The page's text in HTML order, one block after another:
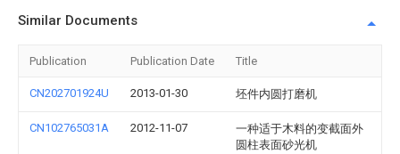
Similar Documents
Publication Publication Date Title
CN202701924U 2013-01-30 坯件内圆打磨机
CN102765031A 2012-11-07
一种适于木料的变截面外
圆柱表面砂光机